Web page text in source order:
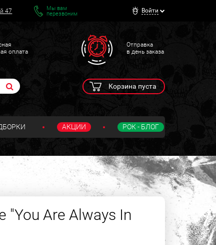
47
Мы вам
перезвоним
Войти
оплата
Отправка
в день заказа
Корзина пуста
АКЦИИ РОК - БЛОГ
"You Are Always In